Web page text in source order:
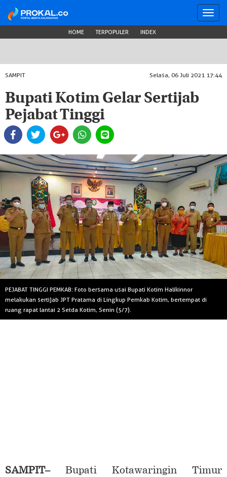
HOME TERPOPULER INDEX
SAMPIT Selasa, 06 Juli 2021 17:44
Bupati Kotim Gelar Sertijab
Pejabat Tinggi
PEJABAT TINGGI PEMKAB: Foto bersama usai Bupati Kotim Halikinnor
melakukan sertijab JPT Pratama di Lingkup Pemkab Kotim, bertempat di
ruang rapat lantai 2 Setda Kotim, Senin (5/7).
SAMPIT–Bupati Kotawaringin Timur